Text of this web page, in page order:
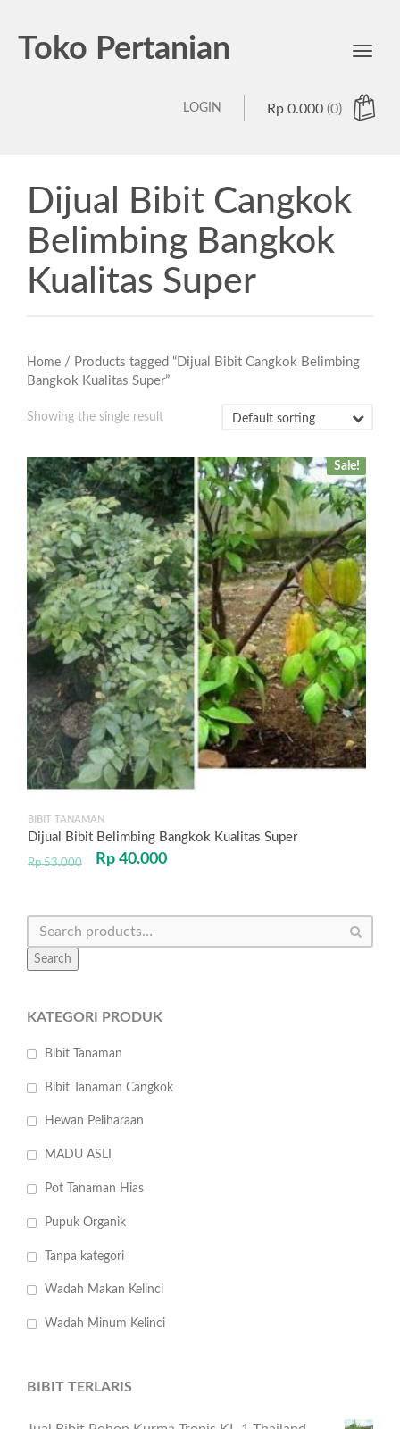
Toko Pertanian
Toggle
Rp 0.000 (0)
LOGIN
Dijual Bibit Cangkok
Belimbing Bangkok
Kualitas Super
Home / Products tagged “Dijual Bibit Cangkok Belimbing
Bangkok Kualitas Super”
Showing the single result
Sale!
BIBIT TANAMAN
Dijual Bibit Belimbing Bangkok Kualitas Super
Rp53.000 Rp 40.000
Search
KATEGORI PRODUK
Bibit Tanaman
Bibit Tanaman Cangkok
Hewan Peliharaan
MADU ASLI
Pot Tanaman Hias
Pupuk Organik
Tanpa kategori
Wadah Makan Kelinci
Wadah Minum Kelinci
BIBIT TERLARIS